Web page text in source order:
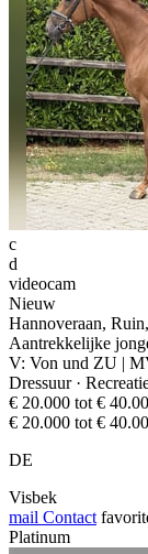
c
d
videocam
Nieuw
Hannoveraan,
Aantrekkelijke
V: Von und ZU |
Dressuur ·
€ 20.000 tot €
€ 20.000 tot €
DE
Visbek
mail Contact
Platinum